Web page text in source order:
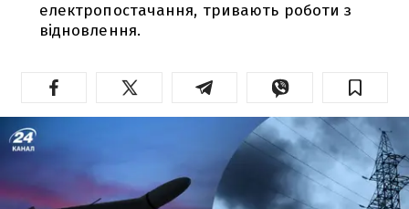
електропостачання, тривають роботи з
відновлення.